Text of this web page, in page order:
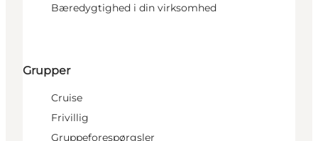
Bæredygtighed i din virksomhed
Grupper
Cruise
Frivillig
Gruppeforespørgsler